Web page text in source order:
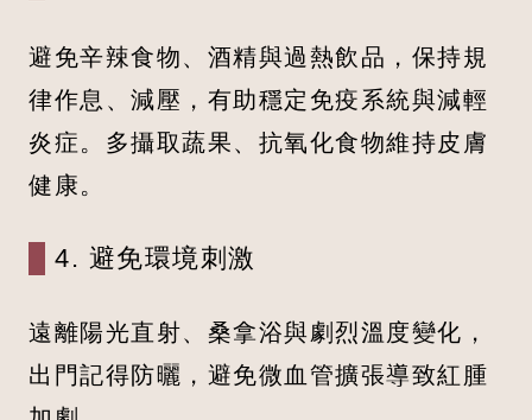
避免辛辣食物、酒精與過熱飲品，保持規
律作息、減壓，有助穩定免疫系統與減輕
炎症。多攝取蔬果、抗氧化食物維持皮膚
健康。
4. 避免環境刺激
遠離陽光直射、桑拿浴與劇烈溫度變化，
出門記得防曬，避免微血管擴張導致紅腫